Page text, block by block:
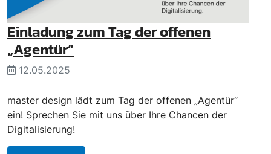
Einladung zum Tag der offenen
„Agentür“
12.05.2025
master design lädt zum Tag der offenen „Agentür“
ein! Sprechen Sie mit uns über Ihre Chancen der
Digitalisierung!